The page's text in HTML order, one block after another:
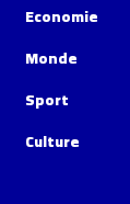
Economie
Monde
Sport
Culture